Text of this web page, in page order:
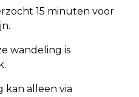
15 minuten voor
wandeling is
kan alleen via